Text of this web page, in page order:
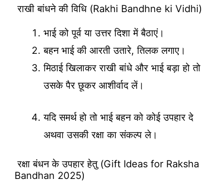
राखी बांधने की विधि (Rakhi Bandhne ki Vidhi)
भाई को पूर्व या उत्तर दिशा में बैठाएं।
बहन भाई की आरती उतारे, तिलक लगाए।
मिठाई खिलाकर राखी बांधे और भाई बड़ा हो तो
उसके पैर छूकर आशीर्वाद लें।
यदि समर्थ हो तो भाई बहन को कोई उपहार दे
अथवा उसकी रक्षा का संकल्प ले।
रक्षा बंधन के उपहार हेतु (Gift Ideas for Raksha
Bandhan 2025)